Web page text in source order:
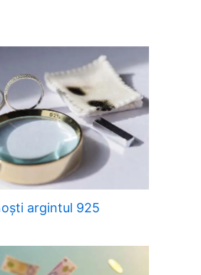
argintul 925